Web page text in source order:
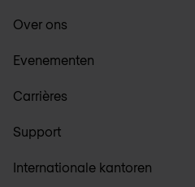
Over ons
Evenementen
Carrières
Support
Internationale kantoren